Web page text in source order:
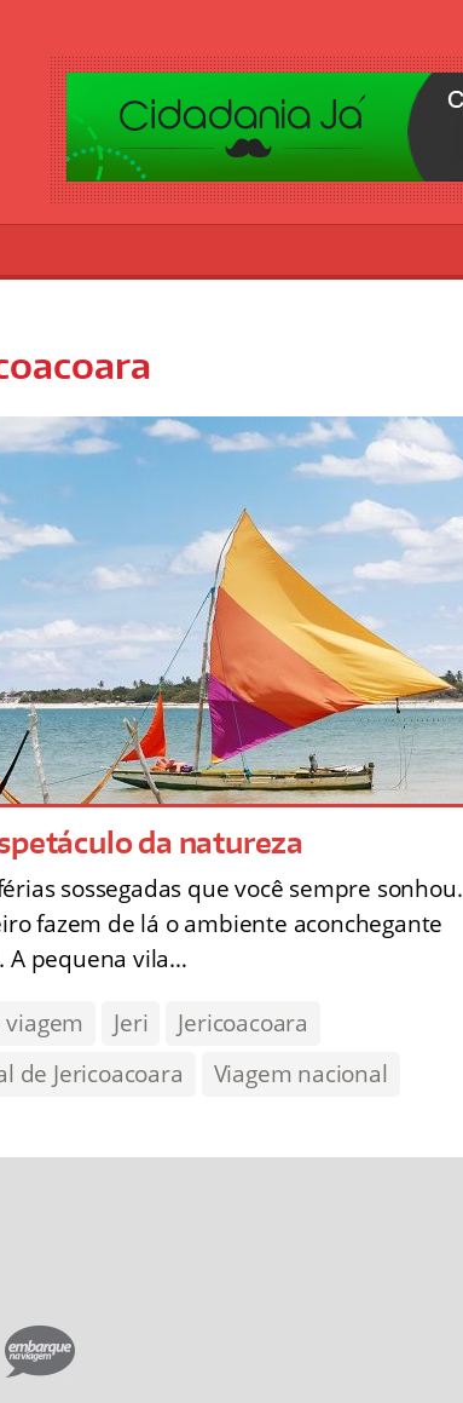
da natureza
sossegadas que você sempre sonhou.
fazem de lá o ambiente aconchegante
A pequena vila…
Jeri
Jericoacoara
de Jericoacoara Viagem nacional